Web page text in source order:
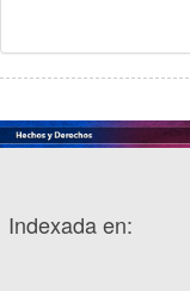
Indexada en: